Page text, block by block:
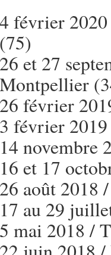
4 février
(75)
26 et 27
Montpellier
26 février
3 février
14 novembre
16 et 17
26 août 2018
17 au 29
5 mai 2018 /